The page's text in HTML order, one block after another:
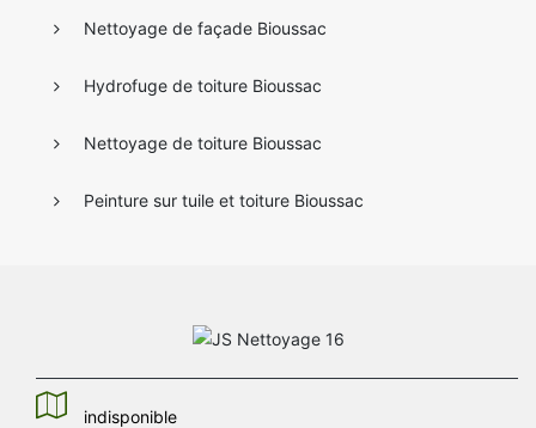
Nettoyage de façade Bioussac
Hydrofuge de toiture Bioussac
Nettoyage de toiture Bioussac
Peinture sur tuile et toiture Bioussac
indisponible